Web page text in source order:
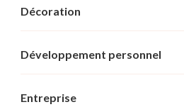
Décoration
Développement personnel
Entreprise